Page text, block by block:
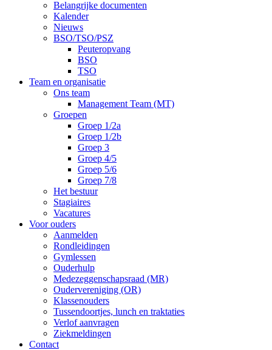
Belangrijke documenten
Kalender
Nieuws
BSO/TSO/PSZ
Peuteropvang
BSO
TSO
Team en organisatie
Ons team
Management Team (MT)
Groepen
Groep 1/2a
Groep 1/2b
Groep 3
Groep 4/5
Groep 5/6
Groep 7/8
Het bestuur
Stagiaires
Vacatures
Voor ouders
Aanmelden
Rondleidingen
Gymlessen
Ouderhulp
Medezeggenschapsraad (MR)
Oudervereniging (OR)
Klassenouders
Tussendoortjes, lunch en traktaties
Verlof aanvragen
Ziekmeldingen
Contact